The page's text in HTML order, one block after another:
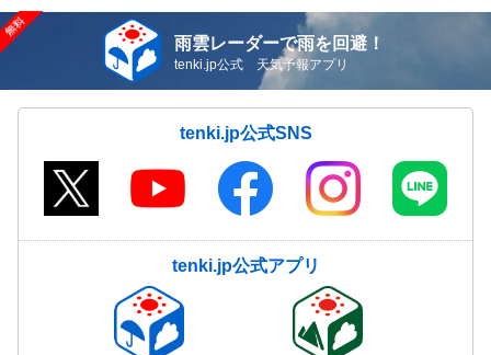
雨雲レーダーで雨を回避！
tenki.jp公式 天気予報アプリ
tenki.jp公式SNS
tenki.jp公式アプリ